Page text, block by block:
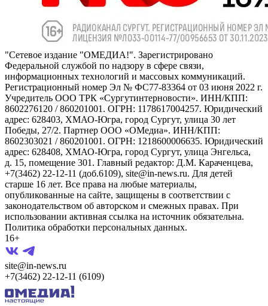
"Сетевое издание "ОМЕДИА!". Зарегистрировано
Федеральной службой по надзору в сфере связи,
информационных технологий и массовых коммуникаций.
Регистрационный номер Эл № ФС77-83364 от 03 июня 2022 г.
Учредитель ООО ТРК «Сургутинтерновости». ИНН/КПП:
8602276120 / 860201001. ОГРН: 1178617004257. Юридический
адрес: 628403, ХМАО-Югра, город Сургут, улица 30 лет
Победы, 27/2. Партнер ООО «ОМедиа». ИНН/КПП:
8602303021 / 860201001. ОГРН: 1218600006635. Юридический
адрес: 628408, ХМАО-Югра, город Сургут, улица Энгельса,
д. 15, помещение 301. Главный редактор: Д.М. Караченцева,
+7(3462) 22-12-11 (доб.6109), site@in-news.ru. Для детей
старше 16 лет. Все права на любые материалы,
опубликованные на сайте, защищены в соответствии с
законодательством об авторском и смежных правах. При
использовании активная ссылка на источник обязательна.
Политика обработки персональных данных.
16+
site@in-news.ru
+7(3462) 22-12-11 (6109)